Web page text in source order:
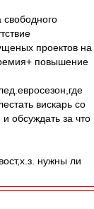
свободного
проектов на
повышение
вискарь со
обсуждать за что
нужны ли